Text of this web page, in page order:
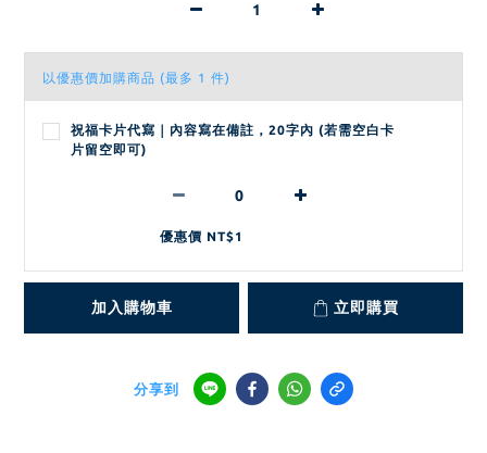
以優惠價加購商品 (最多 1 件)
祝福卡片代寫｜內容寫在備註，20字內 (若需空白卡
片留空即可)
優惠價 NT$1
加入購物車 立即購買
分享到